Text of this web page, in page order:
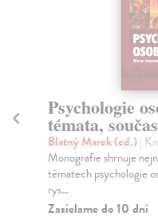
Psychologie
témata,
Blatný Marek (ed.)|
Monografie shrnuje
tématech psychologie
rys...
Zasielame do 10 dní